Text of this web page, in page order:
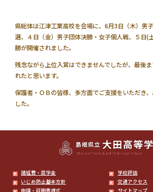
県総体は江津工業高校を会場に、6月3日（木）男
選、４日（金）男子団体決勝・女子個人戦、５日(
勝が開催されました。
残念ながら上位入賞はできませんでしたが、最後
れたと思います。
保護者・ＯＢの皆様、多方面でご支援をいただき
した。
諸経費・奨学金
学校評価
いじめ防止基本方針
交通アクセス